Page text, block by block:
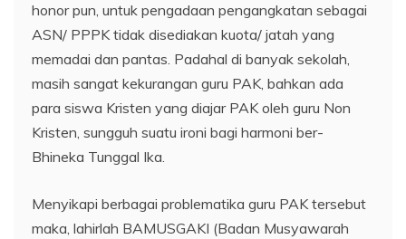
honor pun, untuk pengadaan pengangkatan sebagai
ASN/ PPPK tidak disediakan kuota/ jatah yang
memadai dan pantas. Padahal di banyak sekolah,
masih sangat kekurangan guru PAK, bahkan ada
para siswa Kristen yang diajar PAK oleh guru Non
Kristen, sungguh suatu ironi bagi harmoni ber-
Bhineka Tunggal Ika.
Menyikapi berbagai problematika guru PAK tersebut
maka, lahirlah BAMUSGAKI (Badan Musyawarah